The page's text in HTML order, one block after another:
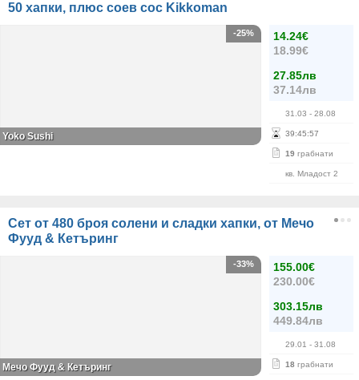
50 хапки, плюс соев сос Kikkoman
14.24€
18.99€
27.85лв
37.14лв
31.03 - 28.08
39:45:56
19 грабнати
кв. Младост 2
-25%
Yoko Sushi
Сет от 480 броя солени и сладки хапки, от Мечо
Фууд & Кетъринг
155.00€
230.00€
303.15лв
449.84лв
29.01 - 31.08
18 грабнати
-33%
Мечо Фууд & Кетъринг